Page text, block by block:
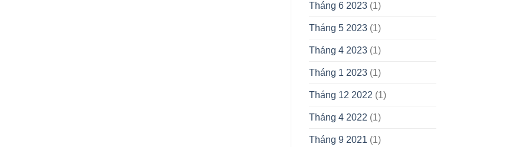
Tháng 6 2023(1)
Tháng 5 2023(1)
Tháng 4 2023(1)
Tháng 1 2023(1)
Tháng 12 2022 (1)
Tháng 4 2022 (1)
Tháng 9 2021 (1)